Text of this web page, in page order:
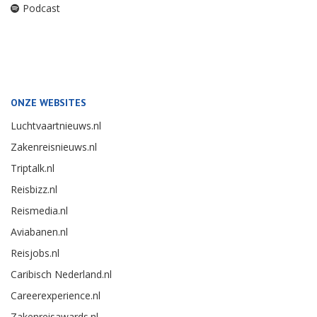
Podcast
ONZE WEBSITES
Luchtvaartnieuws.nl
Zakenreisnieuws.nl
Triptalk.nl
Reisbizz.nl
Reismedia.nl
Aviabanen.nl
Reisjobs.nl
Caribisch Nederland.nl
Careerexperience.nl